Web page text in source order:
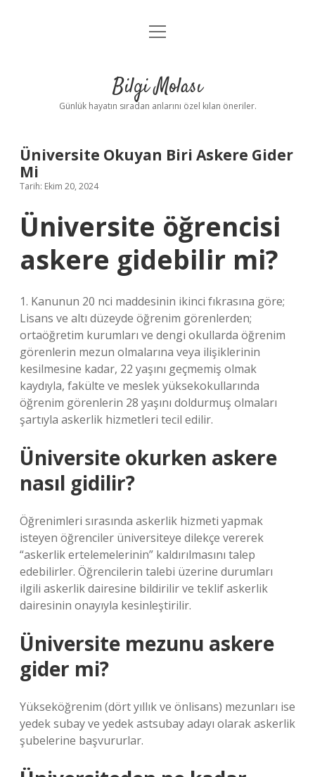
Anasayfa
Yasal Uyarı
menüyü
Bilgi Molası
Günlük hayatın sıradan anlarını özel kılan öneriler.
Üniversite Okuyan Biri Askere Gider
Mi
Tarih: Ekim 20, 2024
Üniversite öğrencisi
askere gidebilir mi?
1. Kanunun 20 nci maddesinin ikinci fıkrasına göre;
Lisans ve altı düzeyde öğrenim görenlerden;
ortaöğretim kurumları ve dengi okullarda öğrenim
görenlerin mezun olmalarına veya ilişiklerinin
kesilmesine kadar, 22 yaşını geçmemiş olmak
kaydıyla, fakülte ve meslek yüksekokullarında
öğrenim görenlerin 28 yaşını doldurmuş olmaları
şartıyla askerlik hizmetleri tecil edilir.
Üniversite okurken askere
nasıl gidilir?
Öğrenimleri sırasında askerlik hizmeti yapmak
isteyen öğrenciler üniversiteye dilekçe vererek
“askerlik ertelemelerinin” kaldırılmasını talep
edebilirler. Öğrencilerin talebi üzerine durumları
ilgili askerlik dairesine bildirilir ve teklif askerlik
dairesinin onayıyla kesinleştirilir.
Üniversite mezunu askere
gider mi?
Yükseköğrenim (dört yıllık ve önlisans) mezunları ise
yedek subay ve yedek astsubay adayı olarak askerlik
şubelerine başvururlar.